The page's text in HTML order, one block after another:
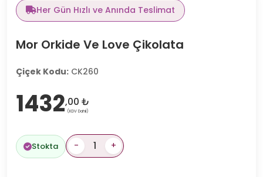
Her Gün Hızlı ve Anında Teslimat
Mor Orkide Ve Love Çikolata
Çiçek Kodu: CK260
1432,00 ₺
(KDV Dahil)
Stokta - +